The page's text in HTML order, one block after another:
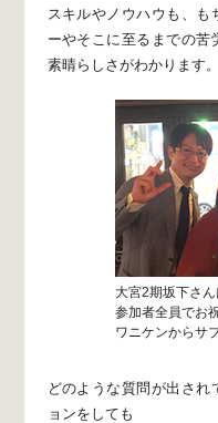
スキルやノウハウも、も
ーやそこに至るまでの苦
素晴らしさがわかります。
大宮2期坂下さ
参加者全員でお
ワニケンからサ
どのような質問が出され
ョンをしても